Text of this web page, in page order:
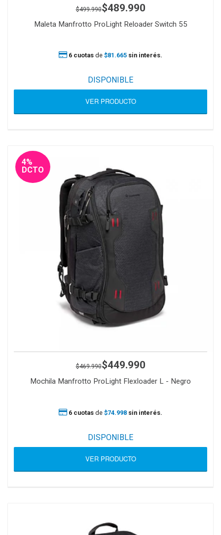
$499.990$489.990
Maleta Manfrotto ProLight Reloader Switch 55
6 cuotas de $81.665 sin interés.
DISPONIBLE
VER PRODUCTO
4%
DCTO
$469.990$449.990
Mochila Manfrotto ProLight Flexloader L - Negro
6 cuotas de $74.998 sin interés.
DISPONIBLE
VER PRODUCTO